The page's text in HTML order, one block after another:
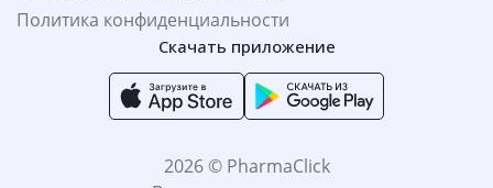
Политика конфиденциальности
Скачать приложение
2026 © PharmaClick